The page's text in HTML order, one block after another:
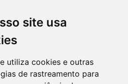
site usa
utiliza cookies e outras
de rastreamento para
ISSN: 2317-3688 foi
de divulgação científica do
Religião (NUPPER) da
Paraná, destinava-se a
originais nas áreas de
e da Religião.
ISSN: 2317-